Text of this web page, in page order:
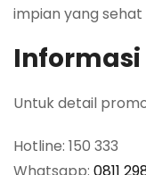
impian yang
Informasi
Untuk detail
Hotline: 150 333